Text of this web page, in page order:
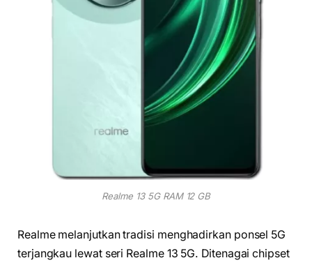
Realme 13 5G RAM 12 GB
Realme melanjutkan tradisi menghadirkan ponsel 5G
terjangkau lewat seri Realme 13 5G. Ditenagai chipset